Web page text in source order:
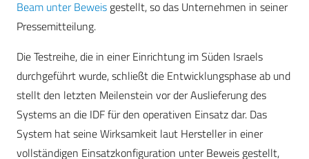
Beam unter Beweis gestellt, so das Unternehmen in seiner
Pressemitteilung.
Die Testreihe, die in einer Einrichtung im Süden Israels
durchgeführt wurde, schließt die Entwicklungsphase ab und
stellt den letzten Meilenstein vor der Auslieferung des
Systems an die IDF für den operativen Einsatz dar. Das
System hat seine Wirksamkeit laut Hersteller in einer
vollständigen Einsatzkonfiguration unter Beweis gestellt,